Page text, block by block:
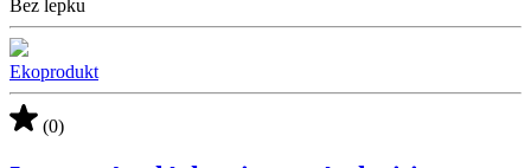
Bez lepku
Ekoprodukt
(0)